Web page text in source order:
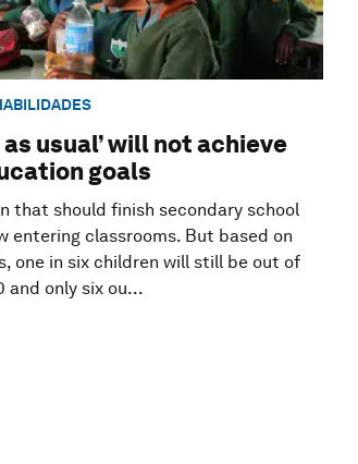
as usual’ will not achieve
goals
that should finish secondary school
entering classrooms. But based on
one in six children will still be out of
and only six ou...